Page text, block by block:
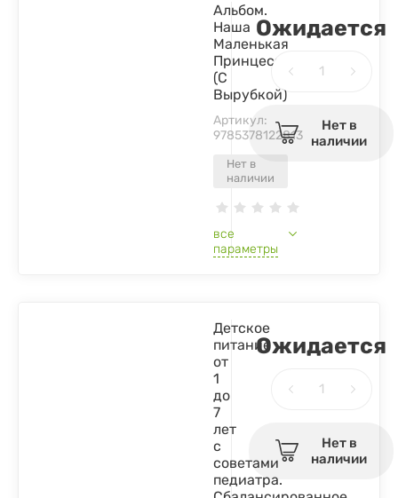
Нет в
наличии
Альбом.
Наша
Маленькая
Принцесса
(С
Вырубкой)
Артикул:
9785378122813
все
параметры
Ожидается
Нет в
наличии
Детское
питание
от
1
до
7
лет
с
советами
педиатра.
Ожидается
Нет в
наличии